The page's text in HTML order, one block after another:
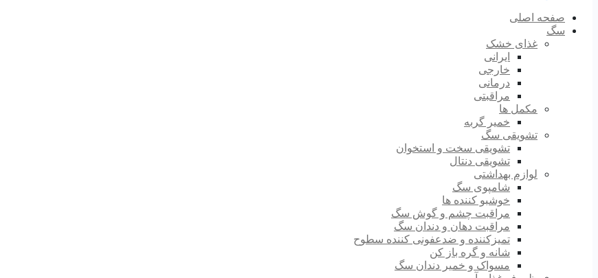
صفحه اصلی
سگ
غذای خشک
ایرانی
خارجی
درمانی
مراقبتی
مکمل ها
خمیر گربه
تشویقی سگ
تشویقی سخت و استخوان
تشویقی دنتال
لوازم بهداشتی
شامپوی سگ
خوشبو کننده ها
مراقبت چشم و گوش سگ
مراقبت دهان و دندان سگ
تمیزکننده و ضدعفونی کننده سطوح
شانه و گره باز کن
مسواک و خمیر دندان سگ